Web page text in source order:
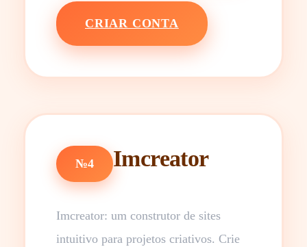
CRIAR CONTA
№4 Imcreator
Imcreator: um construtor de sites
intuitivo para projetos criativos. Crie